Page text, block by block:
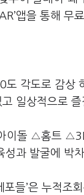
앱을 통해 무
각도로 감상
일상적으로 즐
이돌 △홈트
과 발굴에 박
들’은 누적조